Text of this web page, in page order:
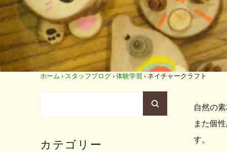
ホーム › スタッフブログ › 体験学習 › ネイチャークラフト
自然の
また個
す。
カテゴリー